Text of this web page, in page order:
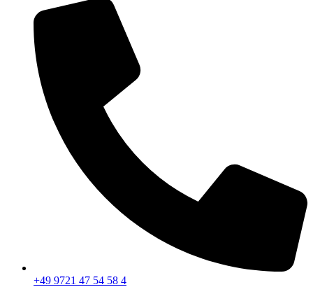
+49 9721 47 54 58 4